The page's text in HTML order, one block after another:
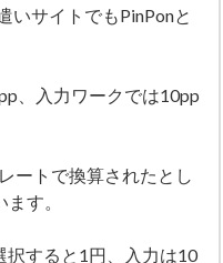
いサイトでもPinPonと
、入力ワークでは10pp
ートで換算されたとし
す。
すると1円、入力は10